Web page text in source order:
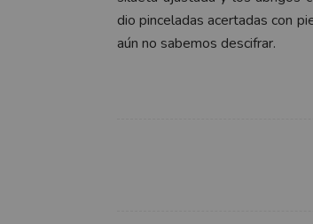
dio pinceladas acertadas con
aún no sabemos descifrar.